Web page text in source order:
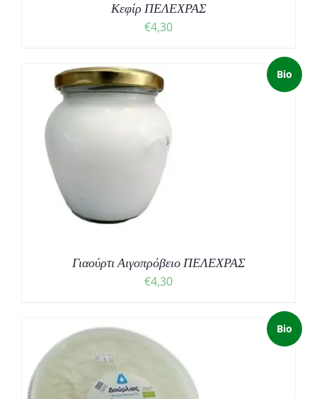
Κεφίρ ΠΕΛΕΧΡΑΣ
€4,30
Bio
Γιαούρτι Αιγοπρόβειο ΠΕΛΕΧΡΑΣ
€4,30
Bio